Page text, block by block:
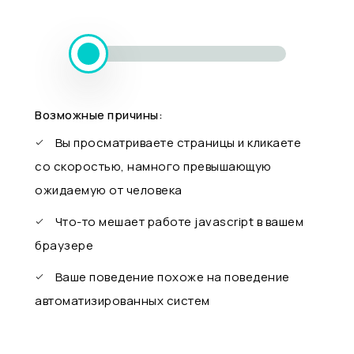
Возможные причины:
Вы просматриваете страницы и кликаете
со скоростью, намного превышающую
ожидаемую от человека
Что-то мешает работе javascript в вашем
браузере
Ваше поведение похоже на поведение
автоматизированных систем